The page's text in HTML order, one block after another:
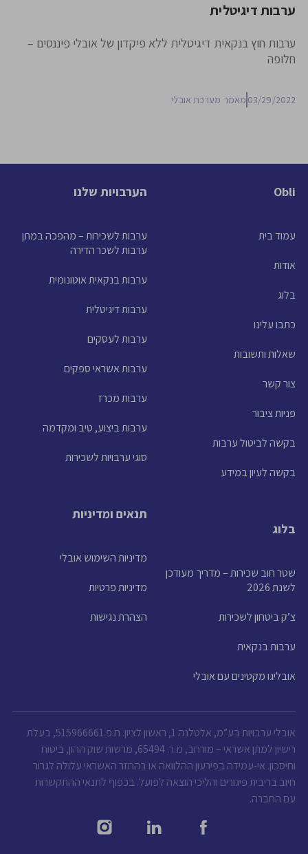
ערבות דיגיטלית
ערבות חוץ בנקאית דיגיטלית ללא פיקדון של אובלי פיננסים –
חלופה
03/29/2022 מאמר מערכת אובלי
Obli
עמוד בית
אודות
בלוג
כתבו עלינו
שאלות ותשובות
צור קשר
פניות ציבור
בקשה לביטול ערבות
בקשה לעיון במידע
בלוג
שטר חוב שכירות – מדריך מעודכן
לשנת 2026
צ’ק ביטחון לשכירות
ערבות בנקאית
אובליגו מקטינים עם אובלי
הערבויות שלנו
ערבות לשכירות – מהפכה במתן
ערבות לשכר הדירה
ערבות בנקאית אוטונומית
ערבות דיגיטלית
ערבות לעסקים
ערבות אשראי ספקים
ערבות מכרז
ערבות ביצוע, טיב ומקדמה
סוגי ערבויות לשכירות
תנאים ומדיניות
מדיניות השימוש אובלי
מדיניות פרטיות
הצהרת נגישות
אובלי ערבויות בע”מ, אלטלנה 1, ראשון לציון. ח.פ.515966661, בעלת
רישיון למתן אשראי – מורחב, מ.ר. 65494, מרשות שוק ההון, ביטוח
וחיסכון. אי-עמידה בפירעון ההלוואה או בהחזר האשראי עלולה לגרור
חיוב בריבית פיגורים והליכי הוצאה לפועל. בכפוף לתנאי ההתקשרות
עם החברה.